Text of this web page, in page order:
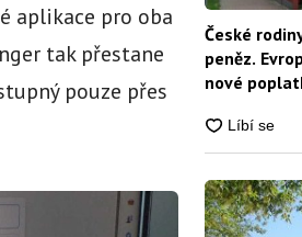
aplikace pro oba
tak přestane
pouze přes
České
peněz.
nové